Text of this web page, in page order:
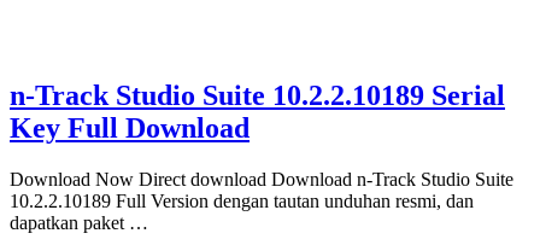
n-Track Studio Suite 10.2.2.10189 Serial
Key Full Download
Download Now Direct download Download n-Track Studio Suite
10.2.2.10189 Full Version dengan tautan unduhan resmi, dan
dapatkan paket …